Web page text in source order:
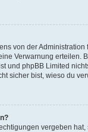
von der
Verwarnung erteilen.
und phpBB Limited
sicher bist, wieso du
vergeben